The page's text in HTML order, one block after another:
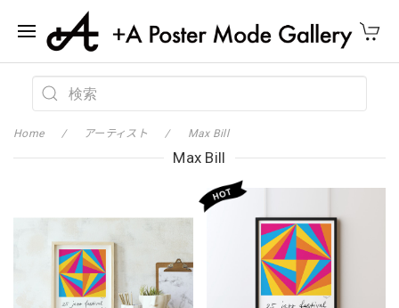
Home アーティスト Max Bill
Max Bill